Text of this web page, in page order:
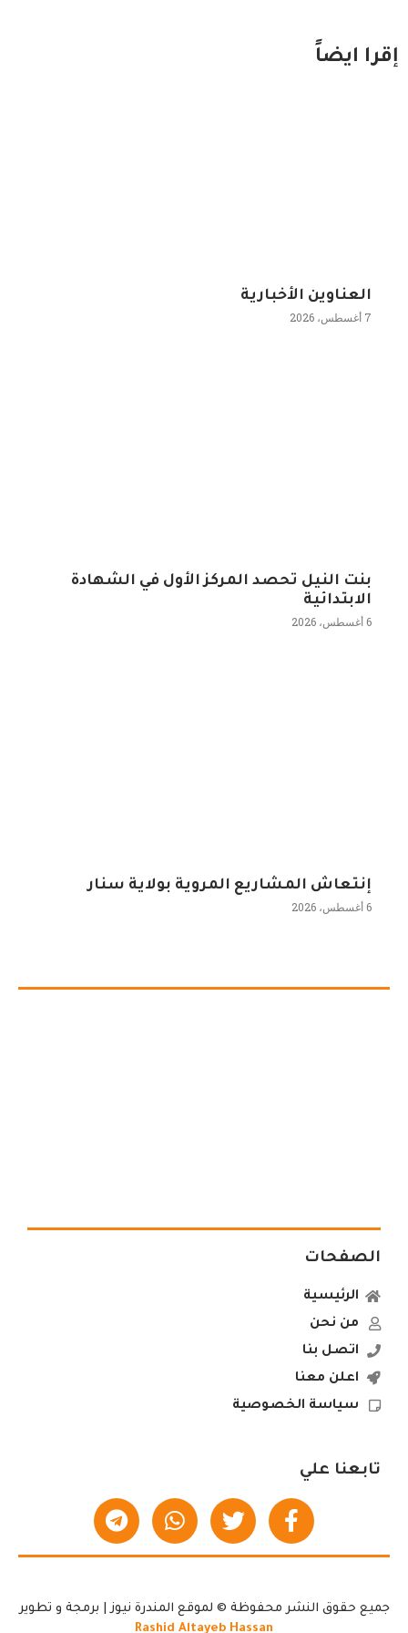
إقرا ايضاً
العناوين الأخبارية
7 أغسطس، 2026
بنت النيل تحصد المركز الأول في الشهادة
الابتدائية
6 أغسطس، 2026
إنتعاش المشاريع المروية بولاية سنار
6 أغسطس، 2026
الصفحات
الرئيسية
من نحن
اتصل بنا
اعلن معنا
سياسة الخصوصية
تابعنا علي
جميع حقوق النشر محفوظة © لموقع المندرة نيوز | برمجة و تطوير
Rashid Altayeb Hassan